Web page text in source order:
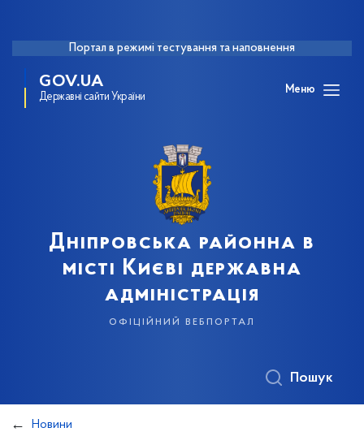
Портал в режимі тестування та наповнення
GOV.UA
Державні сайти України
Меню
Дніпровська районна в
місті Києві державна
адміністрація
офіційний вебпортал
Пошук
Новини